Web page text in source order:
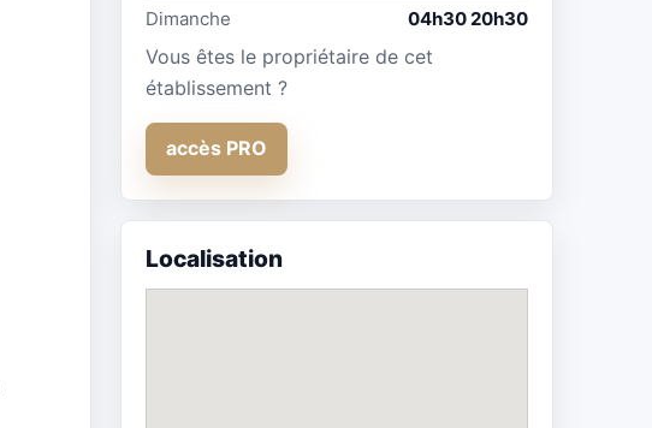
Dimanche
04h30 20h30
Vous êtes le propriétaire de cet
établissement ?
accès PRO
Localisation